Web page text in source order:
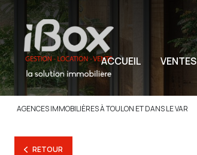
ACCUEIL VENTES
AGENCES IMMOBILIÈRES À TOULON ET DANS LE VAR
RETOUR